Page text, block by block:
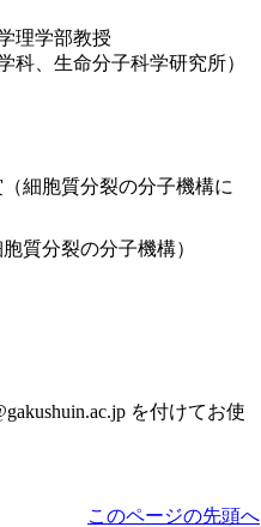
理学部教授
科、生命分子科学研究所）
細胞質分裂の分子機構に
質分裂の分子機構）
を付けてお使
このページの先頭へ